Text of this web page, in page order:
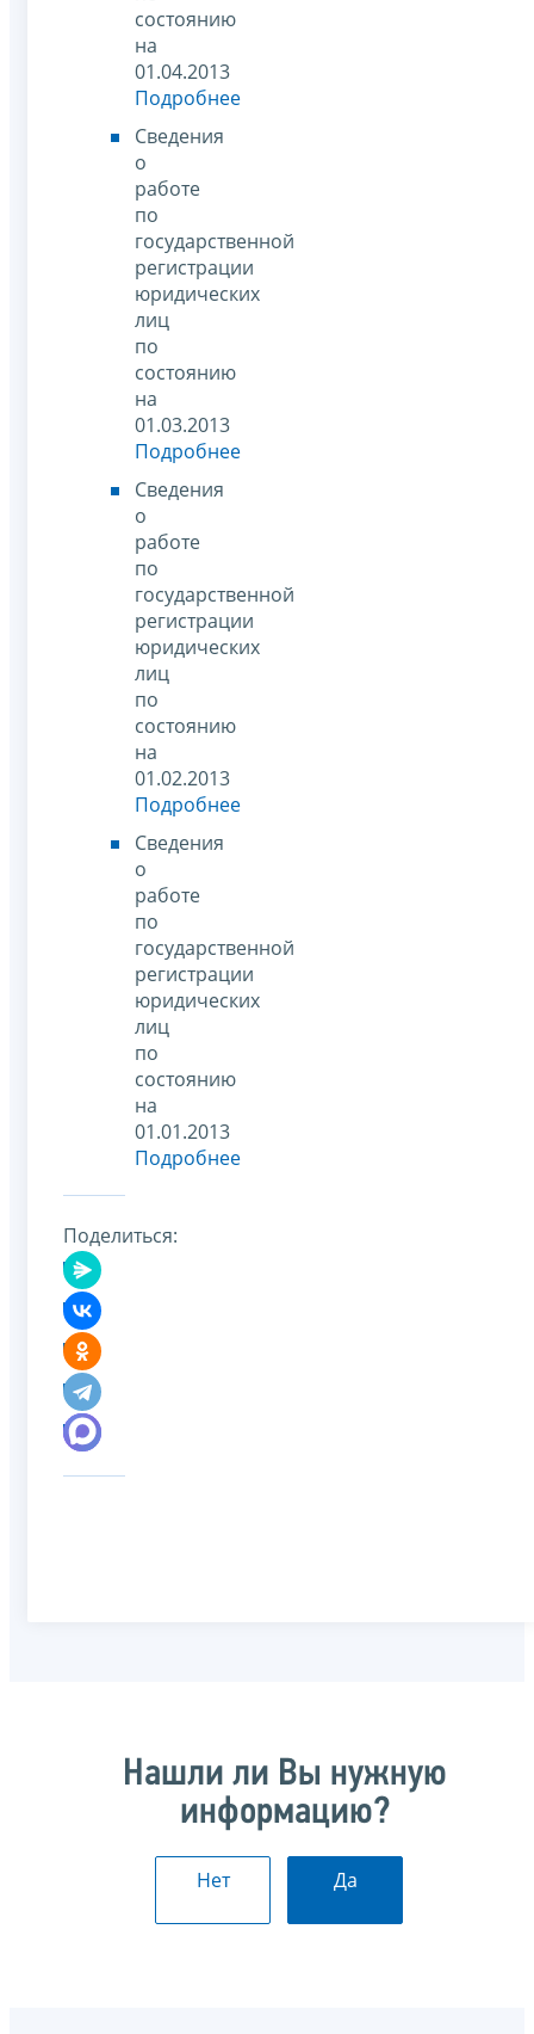
состоянию
на
01.04.2013
Подробнее
Сведения
о
работе
по
государственной
регистрации
юридических
лиц
по
состоянию
на
01.03.2013
Подробнее
Сведения
о
работе
по
государственной
регистрации
юридических
лиц
по
состоянию
на
01.02.2013
Подробнее
Сведения
о
работе
по
государственной
регистрации
юридических
лиц
по
состоянию
на
01.01.2013
Подробнее
Поделиться:
Нашли ли Вы нужную
информацию?
Нет Да